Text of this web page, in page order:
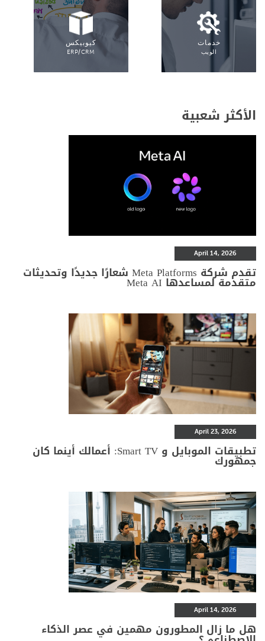
خدمات
الويب
كيوبيكس
ERP/CRM
الأكثر شعبية
April 14, 2026
تقدم شركة Meta Platforms شعارًا جديدًا وتحديثات
متقدمة لمساعدها Meta AI
April 23, 2026
تطبيقات الموبايل و Smart TV: أعمالك أينما كان
جمهورك
April 14, 2026
هل ما زال المطورون مهمين في عصر الذكاء